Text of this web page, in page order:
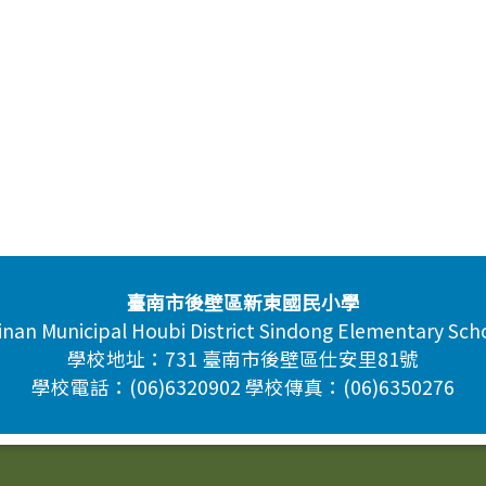
臺南市後壁區新東國民小學
Municipal Houbi District Sindong Elementary
學校地址：731 臺南市後壁區仕安里81號
學校電話：(06)6320902 學校傳真：(06)6350276